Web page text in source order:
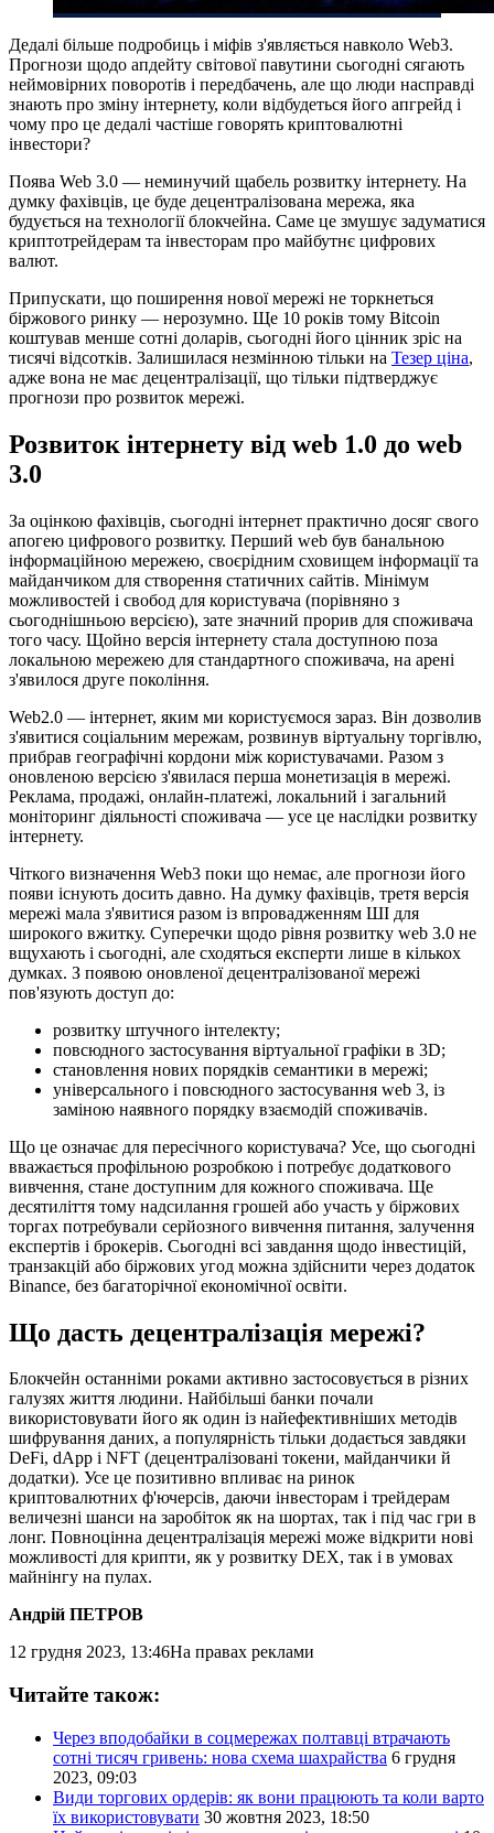
Дедалі більше подробиць і міфів з'являється навколо Web3.
Прогнози щодо апдейту світової павутини сьогодні сягають
неймовірних поворотів і передбачень, але що люди насправді
знають про зміну інтернету, коли відбудеться його апгрейд і
чому про це дедалі частіше говорять криптовалютні
інвестори?
Поява Web 3.0 — неминучий щабель розвитку інтернету. На
думку фахівців, це буде децентралізована мережа, яка
будується на технології блокчейна. Саме це змушує задуматися
криптотрейдерам та інвесторам про майбутнє цифрових
валют.
Припускати, що поширення нової мережі не торкнеться
біржового ринку — нерозумно. Ще 10 років тому Bitcoin
коштував менше сотні доларів, сьогодні його цінник зріс на
тисячі відсотків. Залишилася незмінною тільки на Тезер ціна,
адже вона не має децентралізації, що тільки підтверджує
прогнози про розвиток мережі.
Розвиток інтернету від web 1.0 до web
3.0
За оцінкою фахівців, сьогодні інтернет практично досяг свого
апогею цифрового розвитку. Перший web був банальною
інформаційною мережею, своєрідним сховищем інформації та
майданчиком для створення статичних сайтів. Мінімум
можливостей і свобод для користувача (порівняно з
сьогоднішньою версією), зате значний прорив для споживача
того часу. Щойно версія інтернету стала доступною поза
локальною мережею для стандартного споживача, на арені
з'явилося друге покоління.
Web2.0 — інтернет, яким ми користуємося зараз. Він дозволив
з'явитися соціальним мережам, розвинув віртуальну торгівлю,
прибрав географічні кордони між користувачами. Разом з
оновленою версією з'явилася перша монетизація в мережі.
Реклама, продажі, онлайн-платежі, локальний і загальний
моніторинг діяльності споживача — усе це наслідки розвитку
інтернету.
Чіткого визначення Web3 поки що немає, але прогнози його
появи існують досить давно. На думку фахівців, третя версія
мережі мала з'явитися разом із впровадженням ШІ для
широкого вжитку. Суперечки щодо рівня розвитку web 3.0 не
вщухають і сьогодні, але сходяться експерти лише в кількох
думках. З появою оновленої децентралізованої мережі
пов'язують доступ до:
розвитку штучного інтелекту;
повсюдного застосування віртуальної графіки в 3D;
становлення нових порядків семантики в мережі;
універсального і повсюдного застосування web 3, із
заміною наявного порядку взаємодій споживачів.
Що це означає для пересічного користувача? Усе, що сьогодні
вважається профільною розробкою і потребує додаткового
вивчення, стане доступним для кожного споживача. Ще
десятиліття тому надсилання грошей або участь у біржових
торгах потребували серйозного вивчення питання, залучення
експертів і брокерів. Сьогодні всі завдання щодо інвестицій,
транзакцій або біржових угод можна здійснити через додаток
Binance, без багаторічної економічної освіти.
Що дасть децентралізація мережі?
Блокчейн останніми роками активно застосовується в різних
галузях життя людини. Найбільші банки почали
використовувати його як один із найефективніших методів
шифрування даних, а популярність тільки додається завдяки
DeFi, dApp і NFT (децентралізовані токени, майданчики й
додатки). Усе це позитивно впливає на ринок
криптовалютних ф'ючерсів, даючи інвесторам і трейдерам
величезні шанси на заробіток як на шортах, так і під час гри в
лонг. Повноцінна децентралізація мережі може відкрити нові
можливості для крипти, як у розвитку DEX, так і в умовах
майнінгу на пулах.
Андрій ПЕТРОВ
12 грудня 2023, 13:46На правах реклами
Читайте також:
Через вподобайки в соцмережах полтавці втрачають
сотні тисяч гривень: нова схема шахрайства 6 грудня
2023, 09:03
Види торгових ордерів: як вони працюють та коли варто
їх використовувати 30 жовтня 2023, 18:50